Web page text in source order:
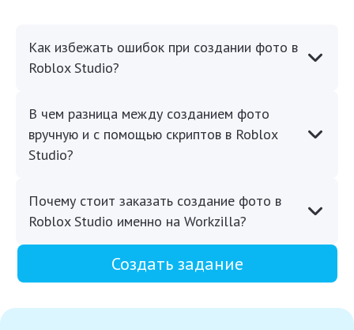
Как избежать ошибок при создании фото в
Roblox Studio?
В чем разница между созданием фото
вручную и с помощью скриптов в Roblox
Studio?
Почему стоит заказать создание фото в
Roblox Studio именно на Workzilla?
Создать задание